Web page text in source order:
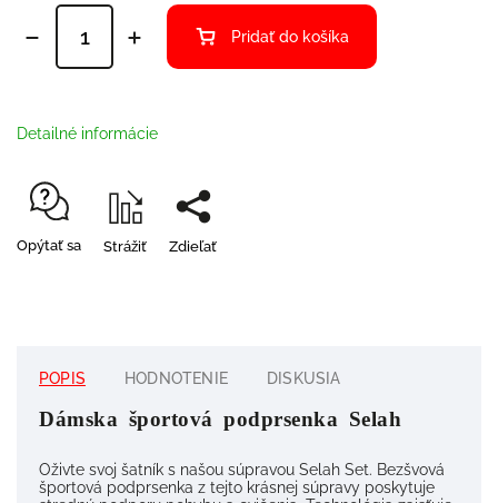
Pridať do košíka
Detailné informácie
Opýtať sa Strážiť Zdieľať
POPIS HODNOTENIE DISKUSIA
Dámska športová podprsenka Selah
Oživte svoj šatník s našou súpravou Selah Set. Bezšvová
športová podprsenka z tejto krásnej súpravy poskytuje